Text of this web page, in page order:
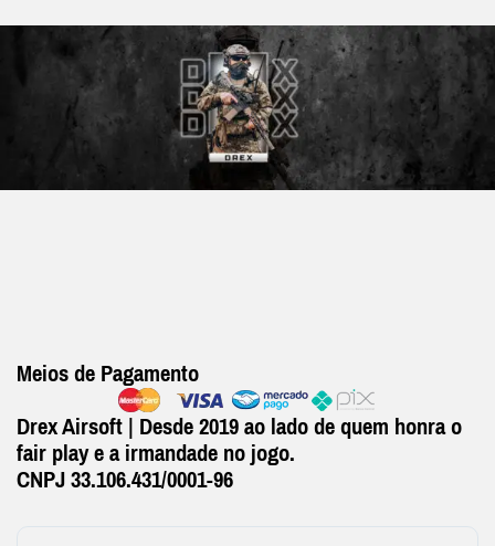
Meios de Pagamento
Drex Airsoft | Desde 2019 ao lado de quem honra o
fair play e a irmandade no jogo.
CNPJ 33.106.431/0001-96